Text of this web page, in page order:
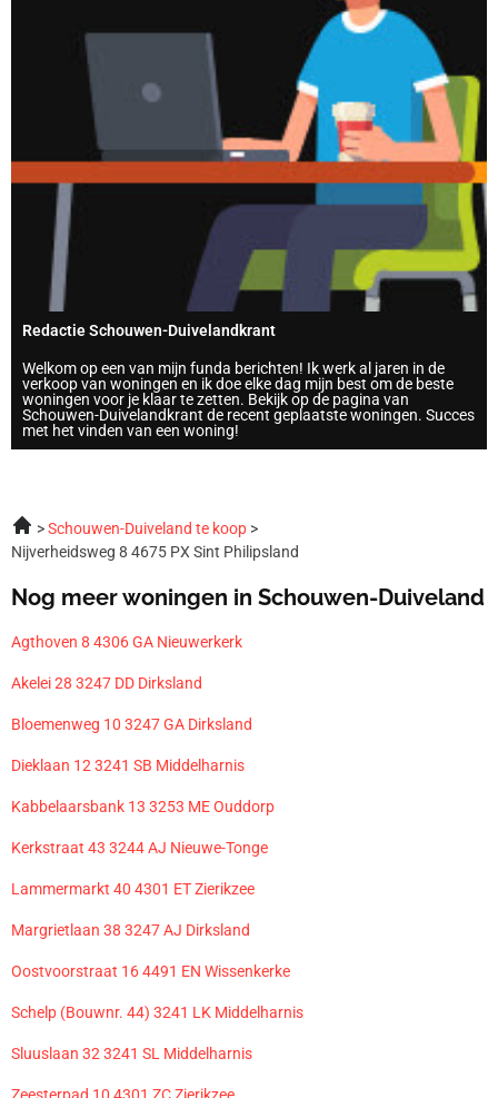
Redactie Schouwen-Duivelandkrant
Welkom op een van mijn funda berichten! Ik werk al jaren in de
verkoop van woningen en ik doe elke dag mijn best om de beste
woningen voor je klaar te zetten. Bekijk op de pagina van
Schouwen-Duivelandkrant de recent geplaatste woningen. Succes
met het vinden van een woning!
Schouwen-Duiveland te koop
Nijverheidsweg 8 4675 PX Sint Philipsland
Nog meer woningen in Schouwen-Duiveland
Agthoven 8 4306 GA Nieuwerkerk
Akelei 28 3247 DD Dirksland
Bloemenweg 10 3247 GA Dirksland
Dieklaan 12 3241 SB Middelharnis
Kabbelaarsbank 13 3253 ME Ouddorp
Kerkstraat 43 3244 AJ Nieuwe-Tonge
Lammermarkt 40 4301 ET Zierikzee
Margrietlaan 38 3247 AJ Dirksland
Oostvoorstraat 16 4491 EN Wissenkerke
Schelp (Bouwnr. 44) 3241 LK Middelharnis
Sluuslaan 32 3241 SL Middelharnis